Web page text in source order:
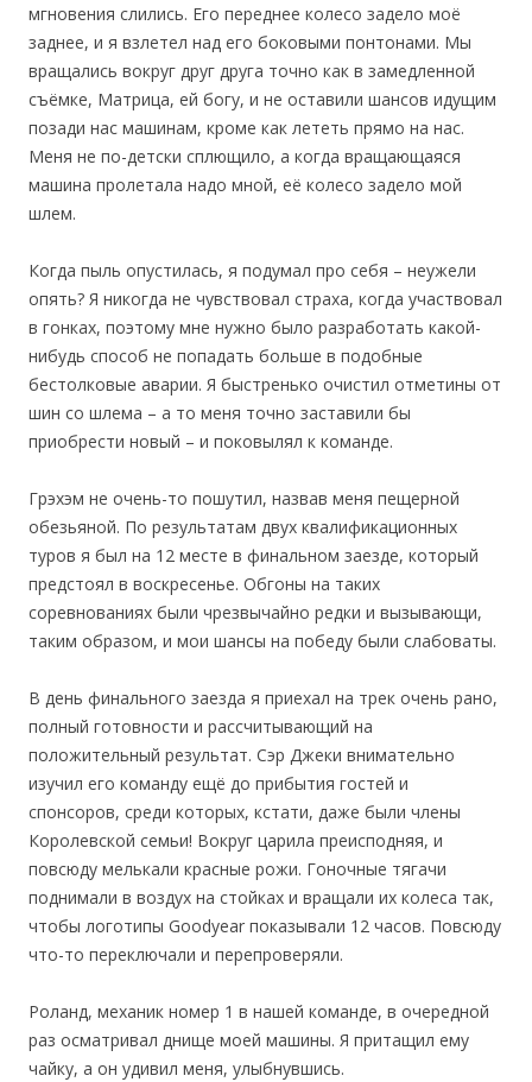
мгновения слились. Его переднее колесо задело моё
заднее, и я взлетел над его боковыми понтонами. Мы
вращались вокруг друг друга точно как в замедленной
съёмке, Матрица, ей богу, и не оставили шансов идущим
позади нас машинам, кроме как лететь прямо на нас.
Меня не по-детски сплющило, а когда вращающаяся
машина пролетала надо мной, её колесо задело мой
шлем.
Когда пыль опустилась, я подумал про себя – неужели
опять? Я никогда не чувствовал страха, когда участвовал
в гонках, поэтому мне нужно было разработать какой-
нибудь способ не попадать больше в подобные
бестолковые аварии. Я быстренько очистил отметины от
шин со шлема – а то меня точно заставили бы
приобрести новый – и поковылял к команде.
Грэхэм не очень-то пошутил, назвав меня пещерной
обезьяной. По результатам двух квалификационных
туров я был на 12 месте в финальном заезде, который
предстоял в воскресенье. Обгоны на таких
соревнованиях были чрезвычайно редки и вызывающи,
таким образом, и мои шансы на победу были слабоваты.
В день финального заезда я приехал на трек очень рано,
полный готовности и рассчитывающий на
положительный результат. Сэр Джеки внимательно
изучил его команду ещё до прибытия гостей и
спонсоров, среди которых, кстати, даже были члены
Королевской семьи! Вокруг царила преисподняя, и
повсюду мелькали красные рожи. Гоночные тягачи
поднимали в воздух на стойках и вращали их колеса так,
чтобы логотипы Goodyear показывали 12 часов. Повсюду
что-то переключали и перепроверяли.
Роланд, механик номер 1 в нашей команде, в очередной
раз осматривал днище моей машины. Я притащил ему
чайку, а он удивил меня, улыбнувшись.